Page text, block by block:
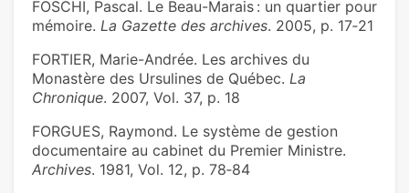
FOSCHI, Pascal. Le Beau-Marais : un quartier pour
mémoire. La Gazette des archives. 2005, p. 17‑21
FORTIER, Marie-Andrée. Les archives du
Monastère des Ursulines de Québec. La
Chronique. 2007, Vol. 37, p. 18
FORGUES, Raymond. Le système de gestion
documentaire au cabinet du Premier Ministre.
Archives. 1981, Vol. 12, p. 78‑84